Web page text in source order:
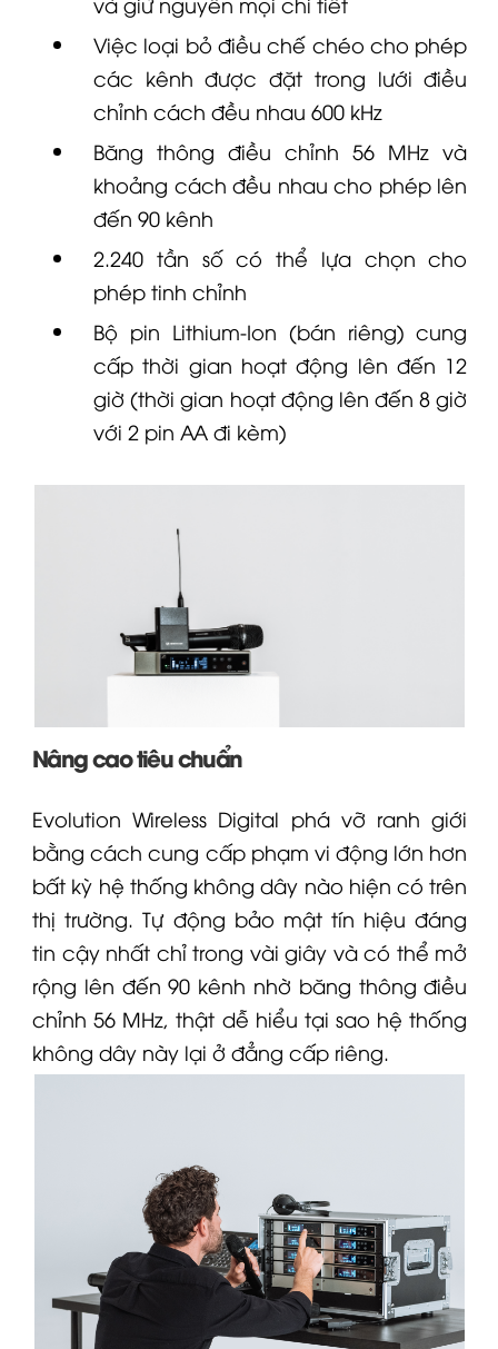
Việc loại bỏ điều chế chéo cho phép
các kênh được đặt trong lưới điều
chỉnh cách đều nhau 600 kHz
Băng thông điều chỉnh 56 MHz và
khoảng cách đều nhau cho phép lên
đến 90 kênh
2.240 tần số có thể lựa chọn cho
phép tinh chỉnh
Bộ pin Lithium-Ion (bán riêng) cung
cấp thời gian hoạt động lên đến 12
giờ (thời gian hoạt động lên đến 8 giờ
với 2 pin AA đi kèm)
Nâng cao tiêu chuẩn
Evolution Wireless Digital phá vỡ ranh giới
bằng cách cung cấp phạm vi động lớn hơn
bất kỳ hệ thống không dây nào hiện có trên
thị trường. Tự động bảo mật tín hiệu đáng
tin cậy nhất chỉ trong vài giây và có thể mở
rộng lên đến 90 kênh nhờ băng thông điều
chỉnh 56 MHz, thật dễ hiểu tại sao hệ thống
không dây này lại ở đẳng cấp riêng.